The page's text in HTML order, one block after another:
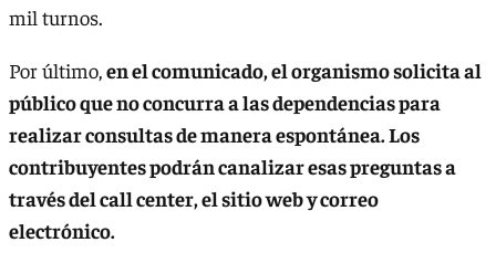
mil turnos.
Por último,en el comunicado, el organismo solicita al
público que no concurra a las dependencias para
realizar consultas de manera espontánea. Los
contribuyentes podrán canalizar esas preguntas a
través del call center, el sitio web y correo
electrónico.